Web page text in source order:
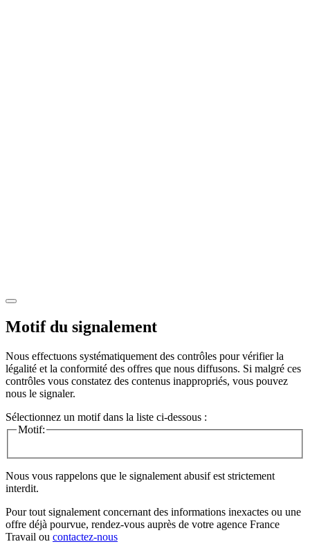
Motif du signalement
Nous effectuons systématiquement des contrôles pour vérifier la
légalité et la conformité des offres que nous diffusons. Si malgré ces
contrôles vous constatez des contenus inappropriés, vous pouvez
nous le signaler.
Sélectionnez un motif dans la liste ci-dessous :
Motif:
Nous vous rappelons que le signalement abusif est strictement
interdit.
Pour tout signalement concernant des informations inexactes ou une
offre déjà pourvue, rendez-vous auprès de votre agence France
Travail ou contactez-nous